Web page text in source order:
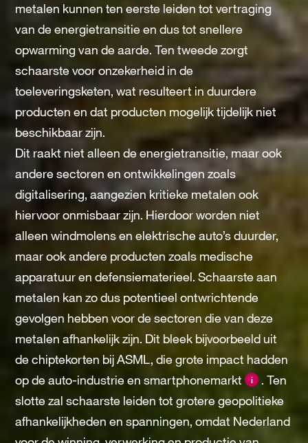
metalen kunnen ten eerste leiden tot vertraging
van de energietransitie en dus tot snellere
opwarming van de aarde. Ten tweede zorgt
schaarste voor onzekerheid in de
toeleveringsketen, wat resulteert in duurdere
producten en dat producten mogelijk tijdelijk niet
beschikbaar zijn.
Dit raakt niet alleen de energietransitie, maar ook
andere sectoren en ontwikkelingen zoals
digitalisering, aangezien kritieke metalen ook
hiervoor onmisbaar zijn. Hierdoor worden niet
alleen windmolens en elektrische auto’s duurder,
maar ook andere producten zoals medische
apparatuur en defensiematerieel. Schaarste aan
metalen kan zo dus potentieel ontwrichtende
gevolgen hebben voor de sectoren die van deze
metalen afhankelijk zijn. Dit bleek bijvoorbeeld uit
de chiptekorten bij ASML, die grote impact hadden
op de auto-industrie en smartphonemarkt i
. Ten
slotte zal schaarste leiden tot grotere geopolitieke
afhankelijkheden en spanningen, omdat Nederland